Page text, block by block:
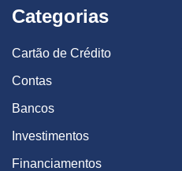
Categorias
Cartão de Crédito
Contas
Bancos
Investimentos
Financiamentos